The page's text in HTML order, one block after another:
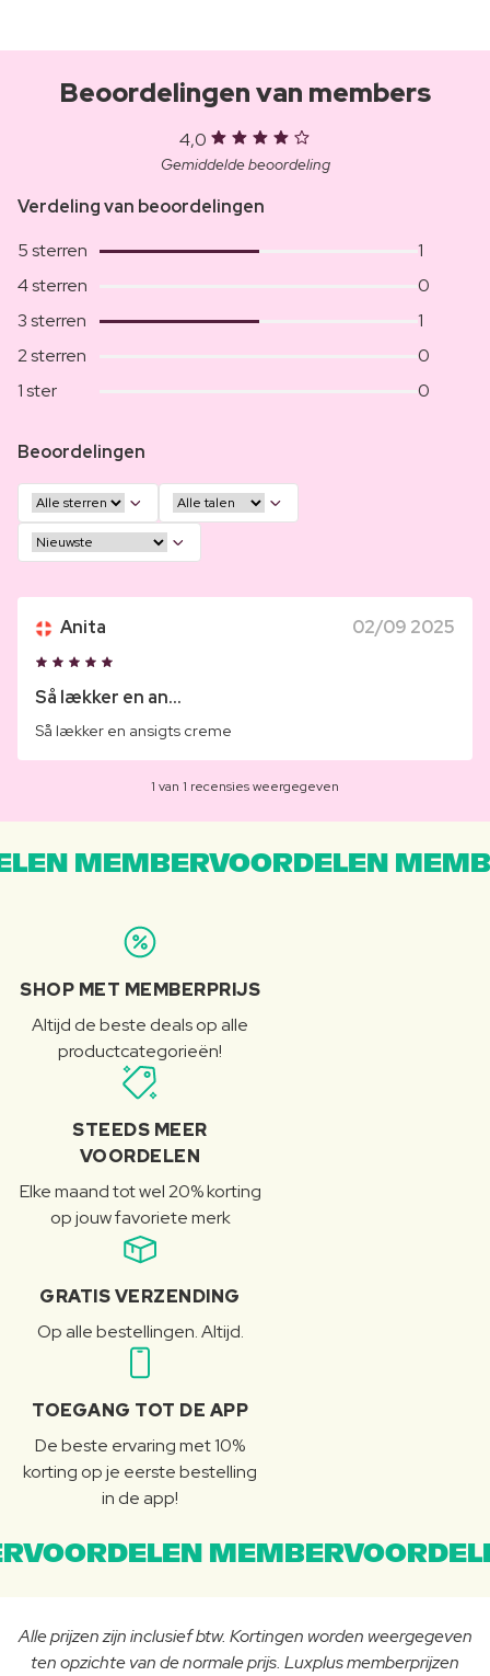
Beoordelingen van members
4,0
Gemiddelde beoordeling
Verdeling van beoordelingen
5 sterren
1
4 sterren
0
3 sterren
1
2 sterren
0
1 ster
0
Beoordelingen
Anita 02/09 2025
Så lækker en an...
Så lækker en ansigts creme
1 van 1 recensies weergegeven
MEMBERVOORDELEN
SHOP MET MEMBERPRIJS
Altijd de beste deals op alle
productcategorieën!
STEEDS MEER
VOORDELEN
Elke maand tot wel 20% korting
op jouw favoriete merk
GRATIS VERZENDING
Op alle bestellingen. Altijd.
TOEGANG TOT DE APP
De beste ervaring met 10%
korting op je eerste bestelling
in de app!
Alle prijzen zijn inclusief btw. Kortingen worden weergegeven
ten opzichte van de normale prijs. Luxplus memberprijzen